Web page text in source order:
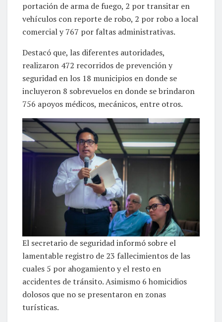
portación de arma de fuego, 2 por transitar en
vehículos con reporte de robo, 2 por robo a local
comercial y 767 por faltas administrativas.
Destacó que, las diferentes autoridades,
realizaron 472 recorridos de prevención y
seguridad en los 18 municipios en donde se
incluyeron 8 sobrevuelos en donde se brindaron
756 apoyos médicos, mecánicos, entre otros.
El secretario de seguridad informó sobre el
lamentable registro de 23 fallecimientos de las
cuales 5 por ahogamiento y el resto en
accidentes de tránsito. Asimismo 6 homicidios
dolosos que no se presentaron en zonas
turísticas.